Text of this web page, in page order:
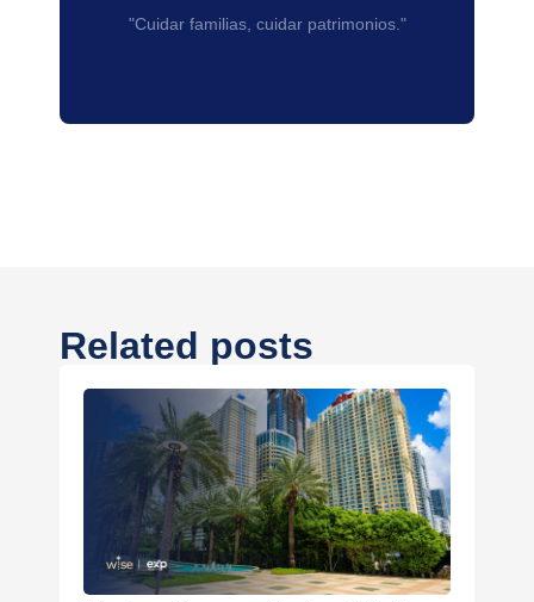
"Cuidar familias, cuidar patrimonios."
Related posts